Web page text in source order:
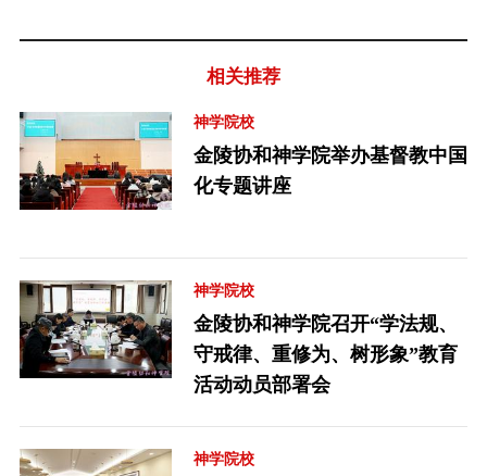
相关推荐
神学院校
金陵协和神学院举办基督教中国
化专题讲座
神学院校
金陵协和神学院召开“学法规、
守戒律、重修为、树形象”教育
活动动员部署会
神学院校